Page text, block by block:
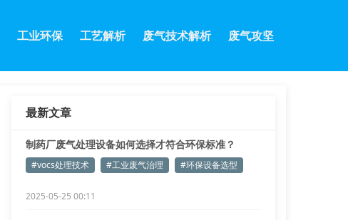
工业环保 工艺解析 废气技术解析 废气攻坚
最新文章
制药厂废气处理设备如何选择才符合环保标准？
#vocs处理技术 #工业废气治理 #环保设备选型
2025-05-25 00:11